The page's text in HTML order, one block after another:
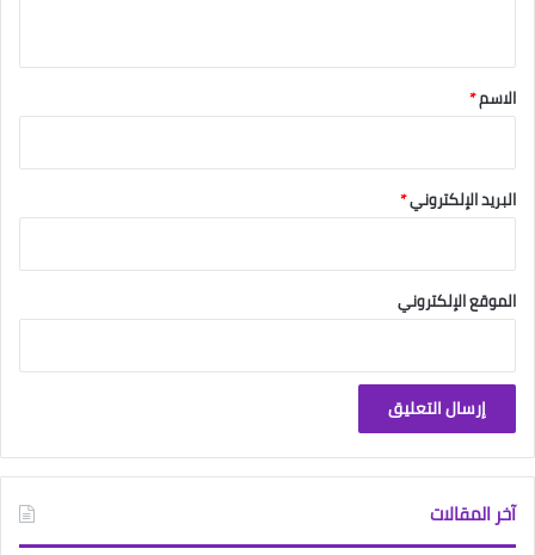
*
الاسم*
البريد الإلكتروني*
الموقع الإلكتروني
آخر المقالات